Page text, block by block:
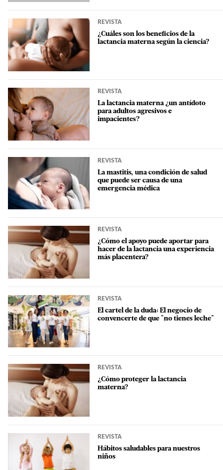
REVISTA
¿Cuáles son los beneficios de la
lactancia materna según la ciencia?
REVISTA
La lactancia materna ¿un antídoto
para adultos agresivos e
impacientes?
REVISTA
La mastitis, una condición de salud
que puede ser causa de una
emergencia médica
REVISTA
¿Cómo el apoyo puede aportar para
hacer de la lactancia una experiencia
más placentera?
REVISTA
El cartel de la duda: El negocio de
convencerte de que "no tienes leche"
REVISTA
¿Cómo proteger la lactancia
materna?
REVISTA
Hábitos saludables para nuestros
niños